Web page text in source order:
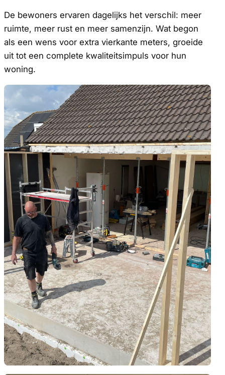
De bewoners ervaren dagelijks het verschil: meer
ruimte, meer rust en meer samenzijn. Wat begon
als een wens voor extra vierkante meters, groeide
uit tot een complete kwaliteitsimpuls voor hun
woning.